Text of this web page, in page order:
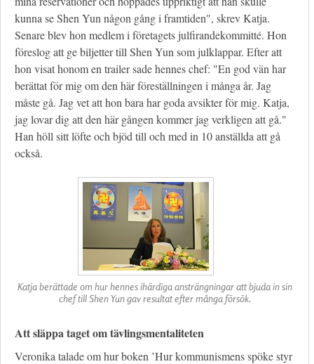
kunna se Shen Yun någon gång i framtiden", skrev Katja.
Senare blev hon medlem i företagets julfirandekommitté. Hon
föreslog att ge biljetter till Shen Yun som julklappar. Efter att
hon visat honom en trailer sade hennes chef: "En god vän har
berättat för mig om den här föreställningen i många år. Jag
måste gå. Jag vet att hon bara har goda avsikter för mig. Katja,
jag lovar dig att den här gången kommer jag verkligen att gå."
Han höll sitt löfte och bjöd till och med in 10 anställda att gå
också.
Katja berättade om hur hennes ihärdiga ansträngningar att bjuda in sin
chef till Shen Yun gav resultat efter många försök.
Att släppa taget om tävlingsmentaliteten
Veronika talade om hur boken ’Hur kommunismens spöke styr